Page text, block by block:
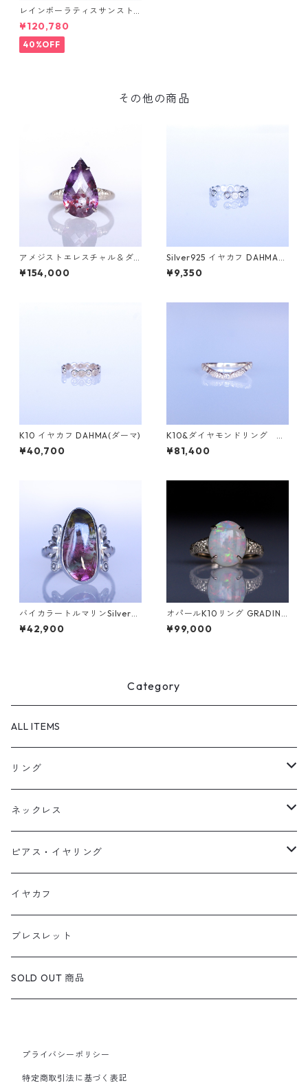
レインボーラティスサンスト
ーン＆ダイヤK10リング FATA
(ファタ）[F019]
¥120,780
40%OFF
その他の商品
アメジストエレスチャル＆ダ
イヤK10リング FATA(ファタ）
[F017]
¥154,000
Silver925 イヤカフ DAHMA
(ダーマ)
¥9,350
K10 イヤカフ DAHMA(ダーマ)
¥40,700
K10&ダイヤモンドリング G
RADINA（グラディナ）
¥81,400
バイカラートルマリンSilverリ
ング SALGA(サルガ）[S002]
¥42,900
オパールK10リング GRADINA
W(グラディナ）[GW001]
¥99,000
Category
ALL ITEMS
リング
天然石1点ものリング【Gold】（在庫ありのみ絞込）
天然石1点ものリング【Silver】（在庫ありのみ絞込）
定番リング
ネックレス
天然石1点ものネックレス（在庫ありのみ絞込）
定番ネックレス
ピアス・イヤリング
天然石1点ものピアス（在庫ありのみ絞込）
定番ピアス/イヤリング
イヤカフ
ブレスレット
SOLD OUT 商品
プライバシーポリシー
特定商取引法に基づく表記